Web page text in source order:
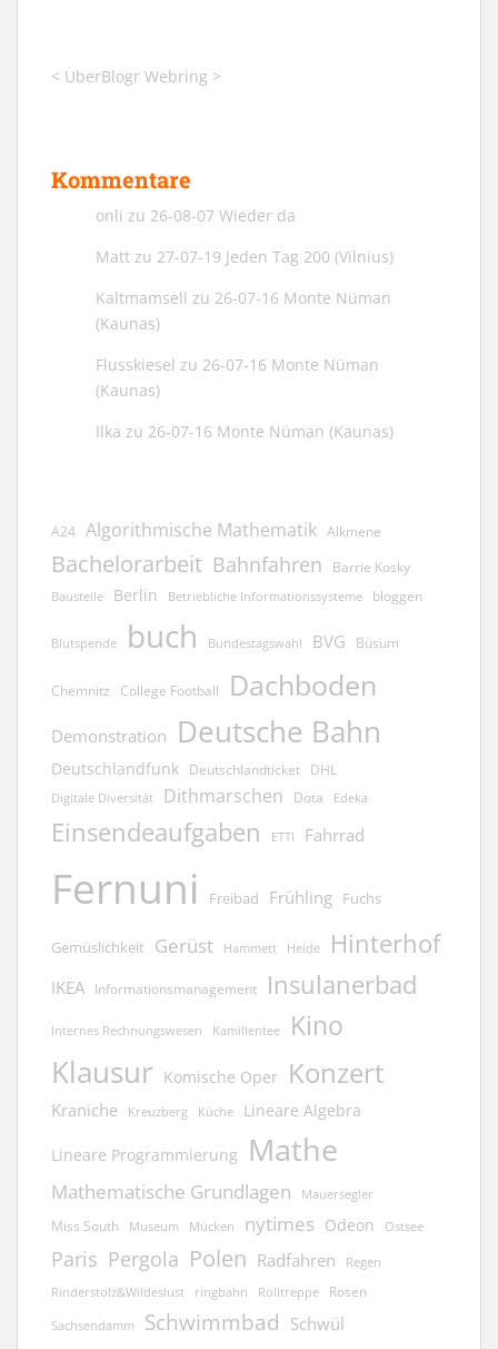
< UberBlogr Webring >
Kommentare
onli zu 26-08-07 Wieder da
Matt zu 27-07-19 Jeden Tag 200 (Vilnius)
Kaltmamsell zu 26-07-16 Monte Nüman
(Kaunas)
Flusskiesel zu 26-07-16 Monte Nüman
(Kaunas)
Ilka zu 26-07-16 Monte Nüman (Kaunas)
A24 Algorithmische Mathematik Alkmene
Bachelorarbeit Bahnfahren Barrie Kosky
Baustelle Berlin Betriebliche Informationssysteme bloggen
Blutspende buch Bundestagswahl BVG Büsum
Chemnitz College Football Dachboden
Demonstration Deutsche Bahn
Deutschlandfunk Deutschlandticket DHL
Digitale Diversität Dithmarschen Dota Edeka
Einsendeaufgaben ETTI Fahrrad
Fernuni Freibad Frühling Fuchs
Gemüslichkeit Gerüst Hammett Heide Hinterhof
IKEA Informationsmanagement Insulanerbad
Internes Rechnungswesen Kamillentee Kino
Klausur Komische Oper Konzert
Kraniche Kreuzberg Küche Lineare Algebra
Lineare Programmierung Mathe
Mathematische Grundlagen Mauersegler
Miss South Museum Mücken nytimes Odeon Ostsee
Paris Pergola Polen Radfahren Regen
Rinderstolz&Wildeslust ringbahn Rolltreppe Rosen
Sachsendamm Schwimmbad Schwül